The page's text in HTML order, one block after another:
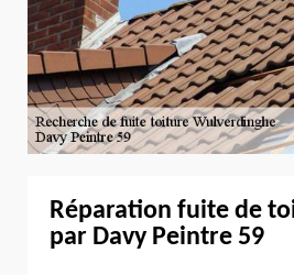
Réparation fuite de
par Davy Peintre 59